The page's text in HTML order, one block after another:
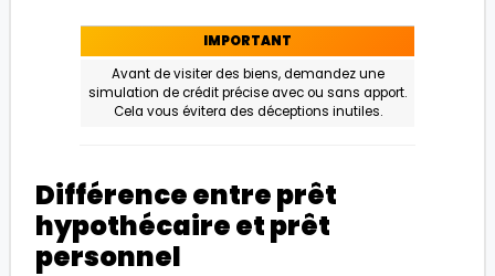
IMPORTANT
Avant de visiter des biens, demandez une
simulation de crédit précise avec ou sans apport.
Cela vous évitera des déceptions inutiles.
Différence entre prêt
hypothécaire et prêt
personnel